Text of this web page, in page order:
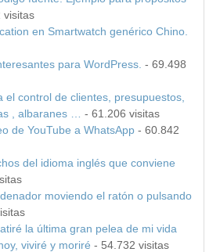
visitas
en Smartwatch genérico Chino.
para WordPress. - 69.498
el control de clientes, presupuestos,
, albaranes …
- 61.206 visitas
de YouTube a WhatsApp - 60.842
del idioma inglés que conviene
moviendo el ratón o pulsando
la última gran pelea de mi vida
viviré y moriré - 54.732 visitas